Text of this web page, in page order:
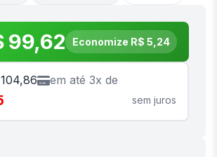
99,62 Economize R$ 5,24
em até 3x de
sem juros